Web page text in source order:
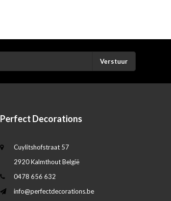
Verstuur
Perfect Decorations
Cuylitshofstraat 57
2920 Kalmthout België
0478 656 632
info@perfectdecorations.be